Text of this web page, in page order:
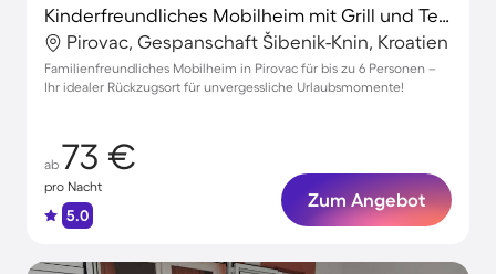
Kinderfreundliches Mobilheim mit Grill und Terrasse
Pirovac, Gespanschaft Šibenik-Knin, Kroatien
Familienfreundliches Mobilheim in Pirovac für bis zu 6 Personen –
Ihr idealer Rückzugsort für unvergessliche Urlaubsmomente!
ab 73 €
pro Nacht
5.0
Zum Angebot